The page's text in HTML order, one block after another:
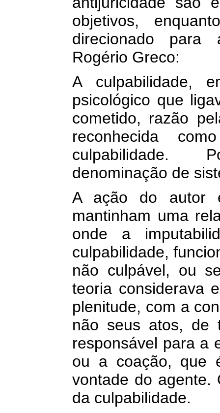
objetivos,
direcionado para
Rogério Greco:
A culpabilidade,
psicológico que
cometido, razão
reconhecida
culpabilidade.
denominação de
A ação do autor
mantinham uma
onde a
culpabilidade,
não culpável, ou
teoria considerava
plenitude, com a
não seus atos, de
responsável para a
ou a coação, que
vontade do agente.
da culpabilidade.